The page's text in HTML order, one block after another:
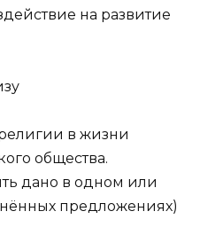
на развитие
в жизни
общества.
дано в одном или
предложениях)